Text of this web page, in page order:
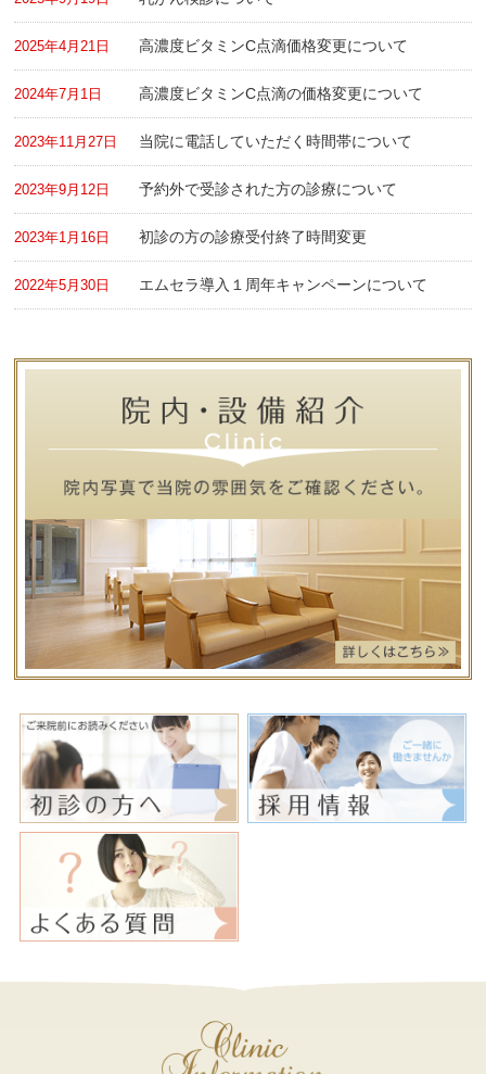
2025年4月21日 高濃度ビタミンC点滴価格変更について
2024年7月1日 高濃度ビタミンC点滴の価格変更について
2023年11月27日 当院に電話していただく時間帯について
2023年9月12日 予約外で受診された方の診療について
2023年1月16日 初診の方の診療受付終了時間変更
2022年5月30日 エムセラ導入１周年キャンペーンについて